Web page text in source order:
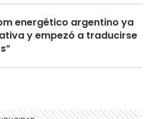
energético argentino ya
y empezó a traducirse